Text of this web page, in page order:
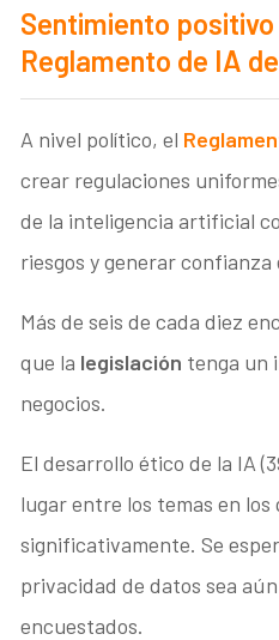
Sentimiento positivo
Reglamento de IA
A nivel político, el
crear regulaciones
de la inteligencia artificial
riesgos y generar confianza
Más de seis de cada diez
que la legislación tenga un
negocios.
El desarrollo ético de la IA
lugar entre los temas en
significativamente. Se
privacidad de datos sea
encuestados.